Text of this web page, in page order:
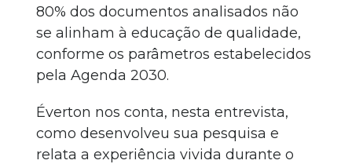
80% dos documentos analisados não
se alinham à educação de qualidade,
conforme os parâmetros estabelecidos
pela Agenda 2030.
Éverton nos conta, nesta entrevista,
como desenvolveu sua pesquisa e
relata a experiência vivida durante o